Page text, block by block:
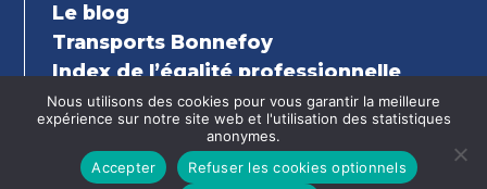
Le blog
Transports Bonnefoy
Index de l’égalité professionnelle
Femmes-Hommes
Nous utilisons des cookies pour vous garantir la meilleure
expérience sur notre site web et l'utilisation des statistiques
anonymes.
Accepter
Refuser les cookies optionnels